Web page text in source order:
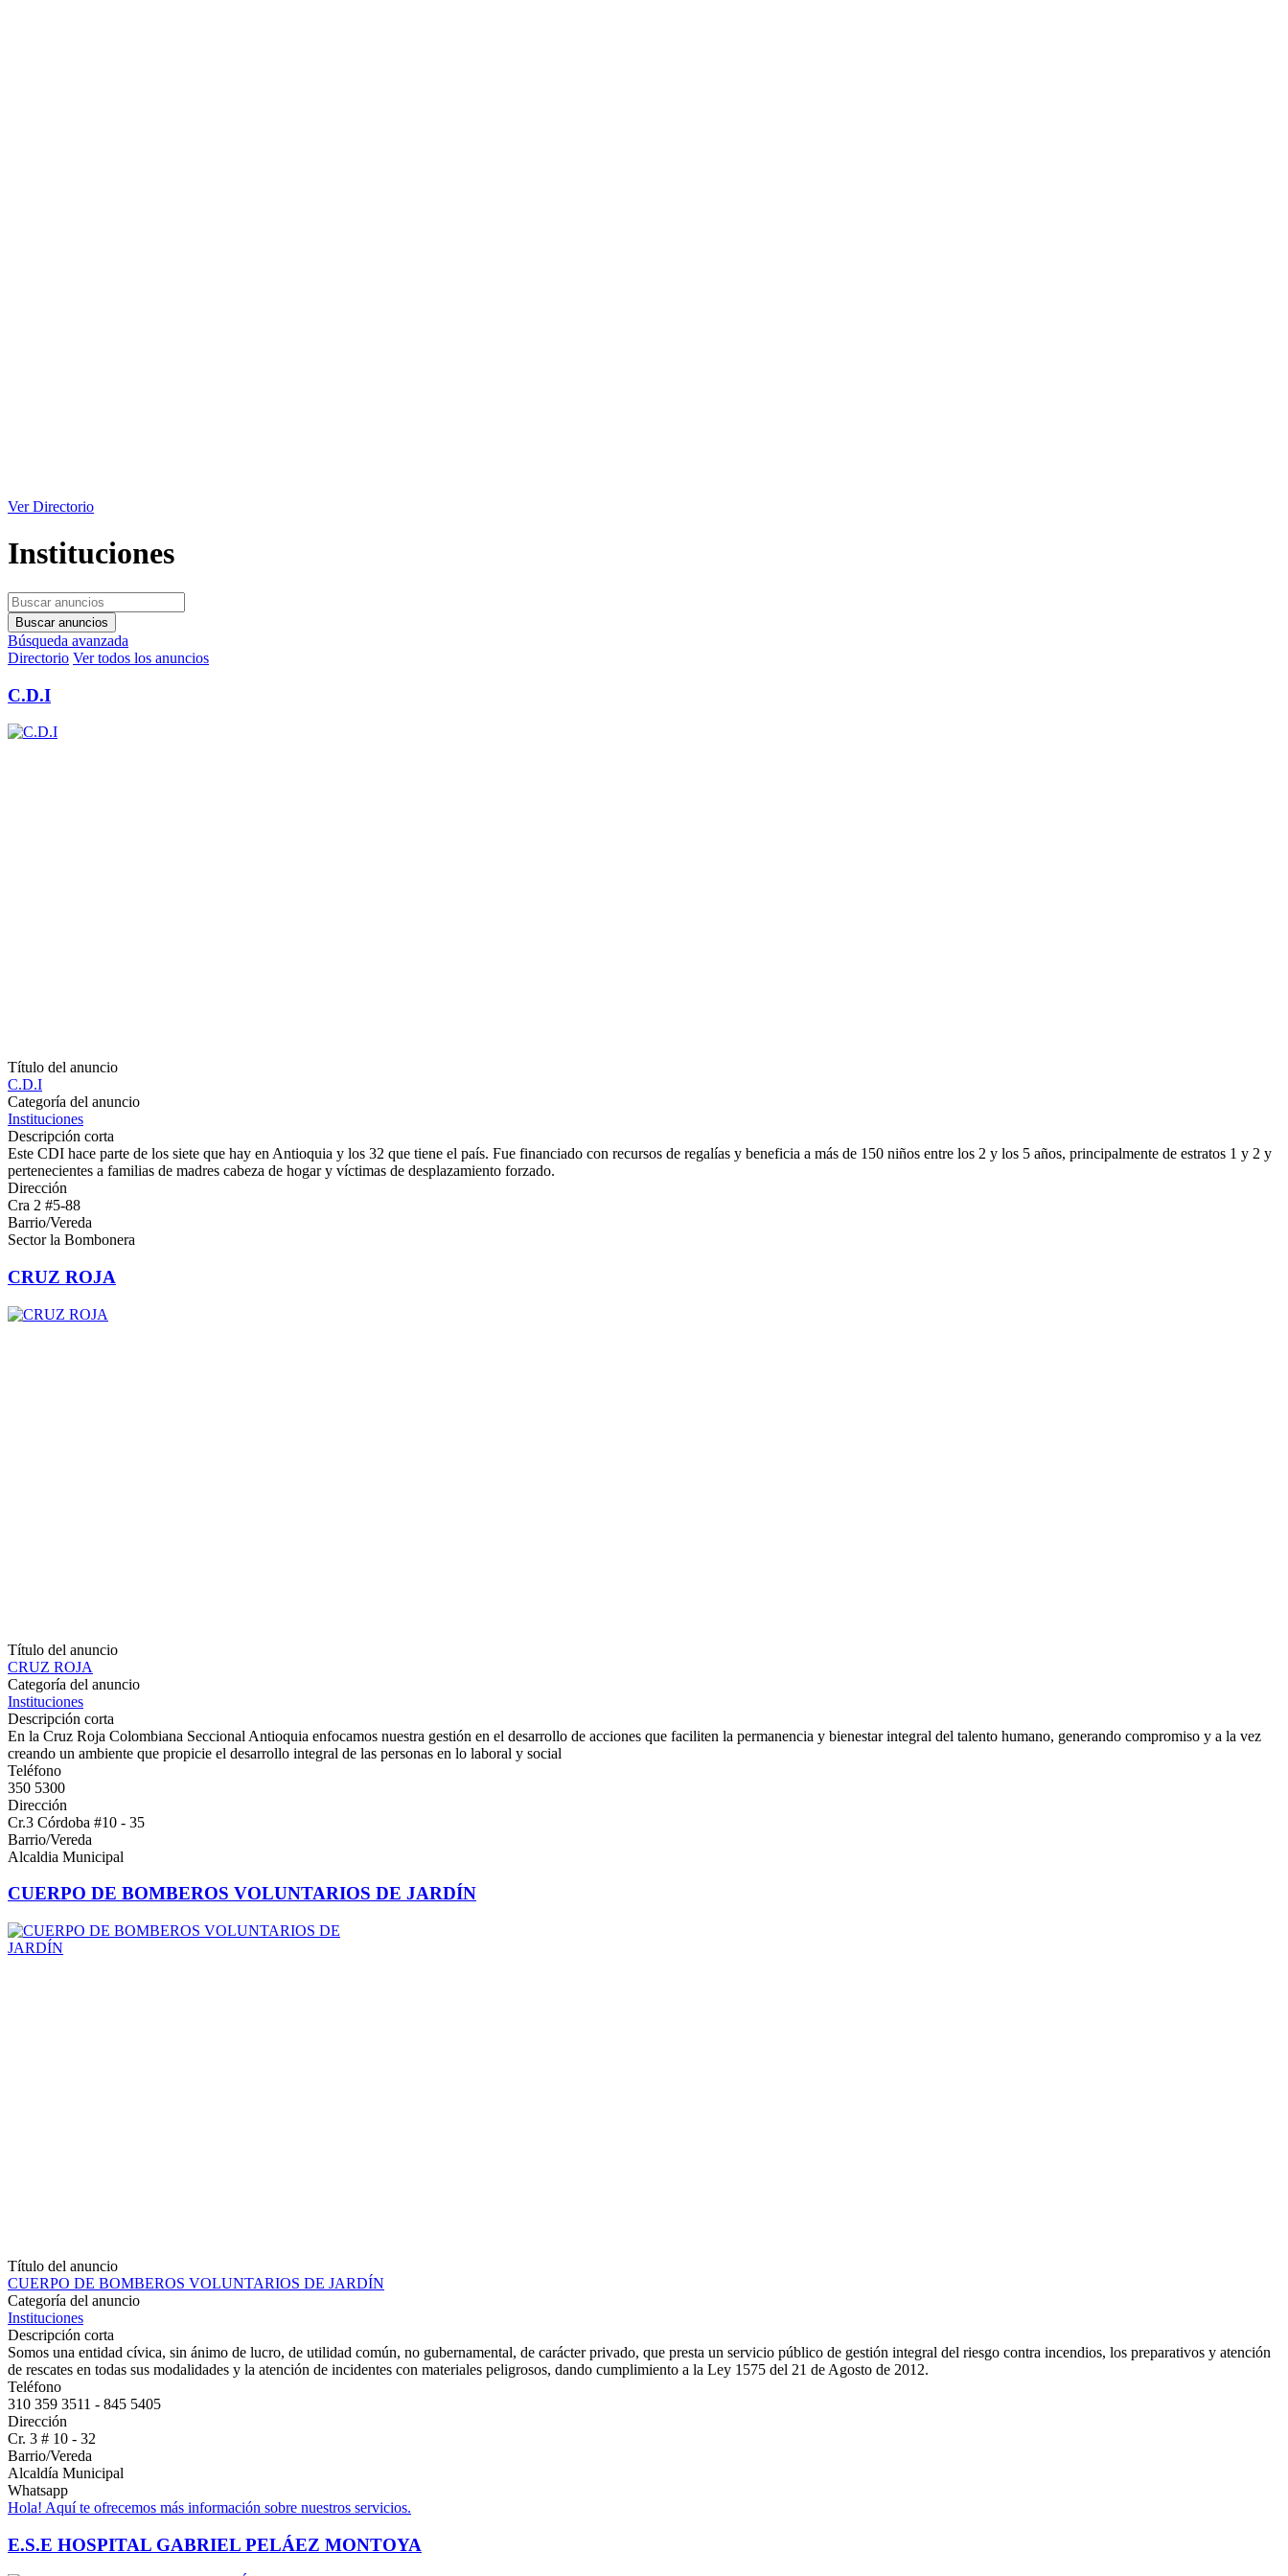
Ver Directorio
Instituciones
Búsqueda avanzada
Directorio Ver todos los anuncios
C.D.I
Título del anuncio
C.D.I
Categoría del anuncio
Instituciones
Descripción corta
Este CDI hace parte de los siete que hay en Antioquia y los 32 que tiene el país. Fue financiado con recursos de regalías y beneficia a más de 150 niños entre los 2 y los 5 años, principalmente de estratos 1 y 2 y
pertenecientes a familias de madres cabeza de hogar y víctimas de desplazamiento forzado.
Dirección
Cra 2 #5-88
Barrio/Vereda
Sector la Bombonera
CRUZ ROJA
Título del anuncio
CRUZ ROJA
Categoría del anuncio
Instituciones
Descripción corta
En la Cruz Roja Colombiana Seccional Antioquia enfocamos nuestra gestión en el desarrollo de acciones que faciliten la permanencia y bienestar integral del talento humano, generando compromiso y a la vez
creando un ambiente que propicie el desarrollo integral de las personas en lo laboral y social
Teléfono
350 5300
Dirección
Cr.3 Córdoba #10 - 35
Barrio/Vereda
Alcaldia Municipal
CUERPO DE BOMBEROS VOLUNTARIOS DE JARDÍN
Título del anuncio
CUERPO DE BOMBEROS VOLUNTARIOS DE JARDÍN
Categoría del anuncio
Instituciones
Descripción corta
Somos una entidad cívica, sin ánimo de lucro, de utilidad común, no gubernamental, de carácter privado, que presta un servicio público de gestión integral del riesgo contra incendios, los preparativos y atención
de rescates en todas sus modalidades y la atención de incidentes con materiales peligrosos, dando cumplimiento a la Ley 1575 del 21 de Agosto de 2012.
Teléfono
310 359 3511 - 845 5405
Dirección
Cr. 3 # 10 - 32
Barrio/Vereda
Alcaldía Municipal
Whatsapp
Hola! Aquí te ofrecemos más información sobre nuestros servicios.
E.S.E HOSPITAL GABRIEL PELÁEZ MONTOYA